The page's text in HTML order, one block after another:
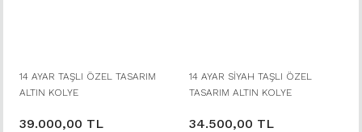
14 AYAR TAŞLI ÖZEL TASARIM
ALTIN KOLYE
39.000,00 TL
14 AYAR SİYAH TAŞLI ÖZEL
TASARIM ALTIN KOLYE
34.500,00 TL